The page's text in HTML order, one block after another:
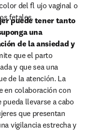
del ﬂ ujo vaginal o
fetales.
puede tener tanto
una
de la ansiedad y
que el parto
y que sea una
de la atención. La
en colaboración con
llevarse a cabo
que presentan
vigilancia estrecha y